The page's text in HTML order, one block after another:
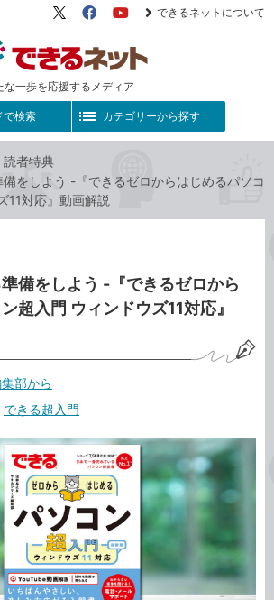
な一歩を応援するメディア
X（旧
FacebookYouTube
できるネットについて
で検索 カテゴリーから探す
読者特典
をしよう -『できるゼロからはじめるパソコ
11対応』動画解説
備をしよう -『できるゼロから
超入門 ウィンドウズ11対応』
部から
できる超入門